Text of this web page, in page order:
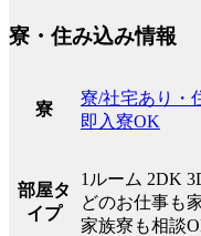
寮・住み込み情報
寮
寮/社宅あり・
即入寮OK
部屋タ
イプ
1ルーム 2DK
どのお仕事も
家族寮も相談